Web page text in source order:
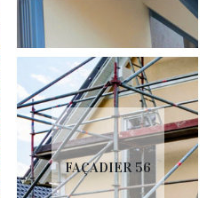
FAÇADIER 56